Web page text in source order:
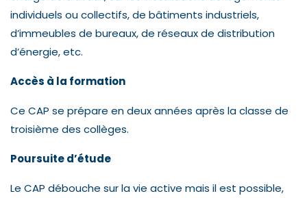
individuels ou collectifs, de bâtiments industriels,
d’immeubles de bureaux, de réseaux de distribution
d’énergie, etc.
Accès à la formation
Ce CAP se prépare en deux années après la classe de
troisième des collèges.
Poursuite d’étude
Le CAP débouche sur la vie active mais il est possible,